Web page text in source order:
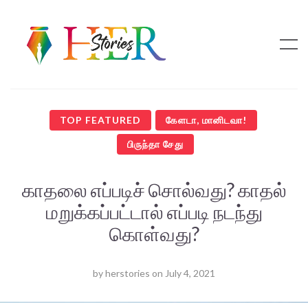
TOP FEATURED கேளடா, மானிடவா!
பிருந்தா சேது
காதலை எப்படிச் சொல்வது? காதல்
மறுக்கப்பட்டால் எப்படி நடந்து
கொள்வது?
byherstories on July 4, 2021